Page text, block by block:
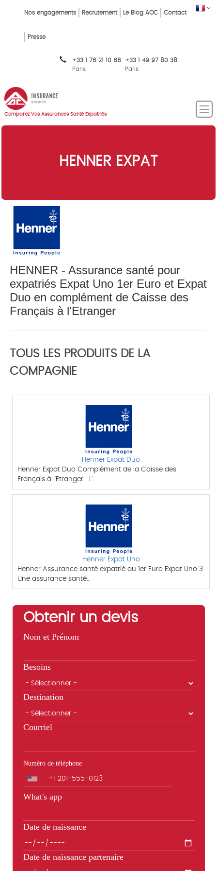
content
FR
Top
Menu
FR
Nos engagements Recrutement Le Blog AOC Contact
Presse
+33 1 76 21 10 66
Paris
+33 1 49 97 80 38
Paris
Comparez Vos Assurances Santé Expatriés
HENNER EXPAT
HENNER - Assurance santé pour
expatriés Expat Uno 1er Euro et Expat
Duo en complément de Caisse des
Français à l'Etranger
TOUS LES PRODUITS DE LA
COMPAGNIE
Henner Expat Duo
Henner Expat Duo Complément de la Caisse des
Français à l'Etranger L'…
Henner Expat Uno
Henner Assurance santé expatrié au 1er Euro Expat Uno 3
Une assurance santé…
Obtenir un devis
Nom et Prénom
Besoins
Destination
Courriel
Numéro de téléphone
Téléphone
What's app
Date de naissance
Date de naissance partenaire